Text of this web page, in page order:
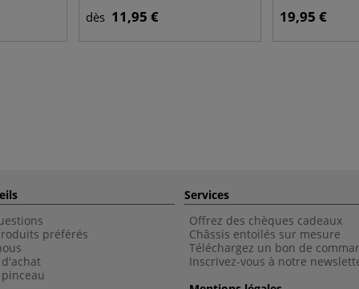
dès 11,95 € 19,95 €
préférés
Services
Offrez des chèques cadeaux
Châssis entoilés sur mesure
Téléchargez un bon de
Inscrivez-vous à notre